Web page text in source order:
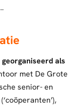
als
met De Grote
senior- en